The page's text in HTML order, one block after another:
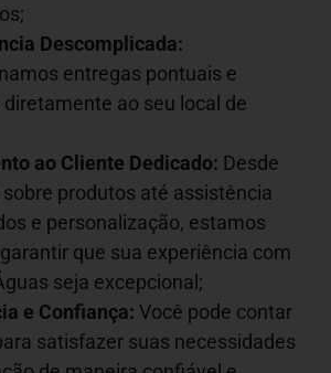
Descomplicada:
entregas pontuais e
ao seu local de
ao Cliente Dedicado: Desde
produtos até assistência
e personalização, estamos
que sua experiência com
seja excepcional;
e Confiança: Você pode contar
satisfazer suas necessidades